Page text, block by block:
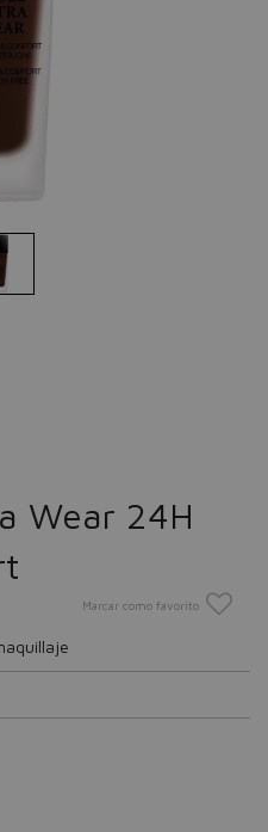
Wear 24H
Marcar como favorito